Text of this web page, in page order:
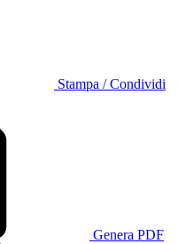
Stampa / Condividi
Genera PDF